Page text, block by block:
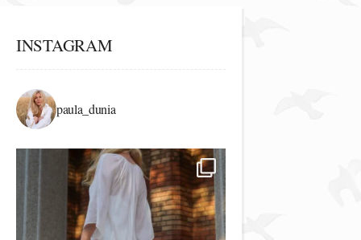
INSTAGRAM
paula_dunia